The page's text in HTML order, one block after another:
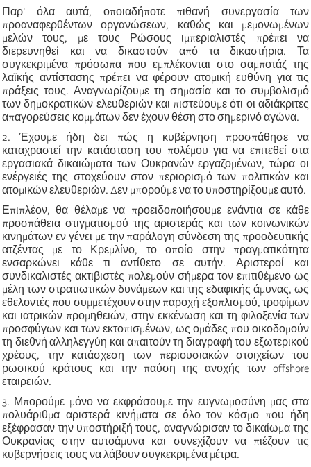
Παρ' όλα αυτά, οποιαδήποτε πιθανή συνεργασία των
προαναφερθέντων οργανώσεων, καθώς και μεμονωμένων
μελών τους, με τους Ρώσους ιμπεριαλιστές πρέπει να
διερευνηθεί και να δικαστούν από τα δικαστήρια. Τα
συγκεκριμένα πρόσωπα που εμπλέκονται στο σαμποτάζ της
λαϊκής αντίστασης πρέπει να φέρουν ατομική ευθύνη για τις
πράξεις τους. Αναγνωρίζουμε τη σημασία και το συμβολισμό
των δημοκρατικών ελευθεριών και πιστεύουμε ότι οι αδιάκριτες
απαγορεύσεις κομμάτων δεν έχουν θέση στο σημερινό αγώνα.
2. Έχουμε ήδη δει πώς η κυβέρνηση προσπάθησε να
καταχραστεί την κατάσταση του πολέμου για να επιτεθεί στα
εργασιακά δικαιώματα των Ουκρανών εργαζομένων, τώρα οι
ενέργειές της στοχεύουν στον περιορισμό των πολιτικών και
ατομικών ελευθεριών. Δεν μπορούμε να το υποστηρίξουμε αυτό.
Επιπλέον, θα θέλαμε να προειδοποιήσουμε ενάντια σε κάθε
προσπάθεια στιγματισμού της αριστεράς και των κοινωνικών
κινημάτων εν γένει με την παράλογη σύνδεση της προοδευτικής
ατζέντας με το Κρεμλίνο, το οποίο στην πραγματικότητα
ενσαρκώνει κάθε τι αντίθετο σε αυτήν. Αριστεροί και
συνδικαλιστές ακτιβιστές πολεμούν σήμερα τον επιτιθέμενο ως
μέλη των στρατιωτικών δυνάμεων και της εδαφικής άμυνας, ως
εθελοντές που συμμετέχουν στην παροχή εξοπλισμού, τροφίμων
και ιατρικών προμηθειών, στην εκκένωση και τη φιλοξενία των
προσφύγων και των εκτοπισμένων, ως ομάδες που οικοδομούν
τη διεθνή αλληλεγγύη και απαιτούν τη διαγραφή του εξωτερικού
χρέους, την κατάσχεση των περιουσιακών στοιχείων του
ρωσικού κράτους και την παύση της ανοχής των offshore
εταιρειών.
3. Μπορούμε μόνο να εκφράσουμε την ευγνωμοσύνη μας στα
πολυάριθμα αριστερά κινήματα σε όλο τον κόσμο που ήδη
εξέφρασαν την υποστήριξή τους, αναγνώρισαν το δικαίωμα της
Ουκρανίας στην αυτοάμυνα και συνεχίζουν να πιέζουν τις
κυβερνήσεις τους να λάβουν συγκεκριμένα μέτρα.